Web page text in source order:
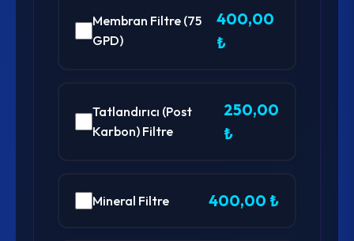
Membran Filtre (75
GPD)
400,00
₺
Tatlandırıcı (Post
Karbon) Filtre
250,00
₺
Mineral Filtre 400,00 ₺